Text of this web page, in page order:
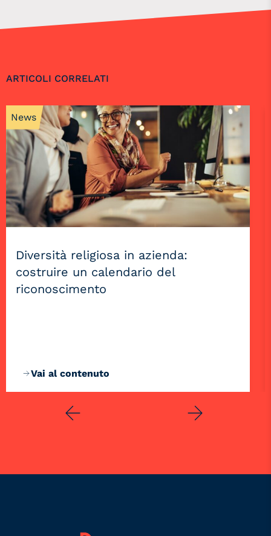
ARTICOLI CORRELATI
News
Diversità religiosa in azienda:
costruire un calendario del
riconoscimento
Vai al contenuto